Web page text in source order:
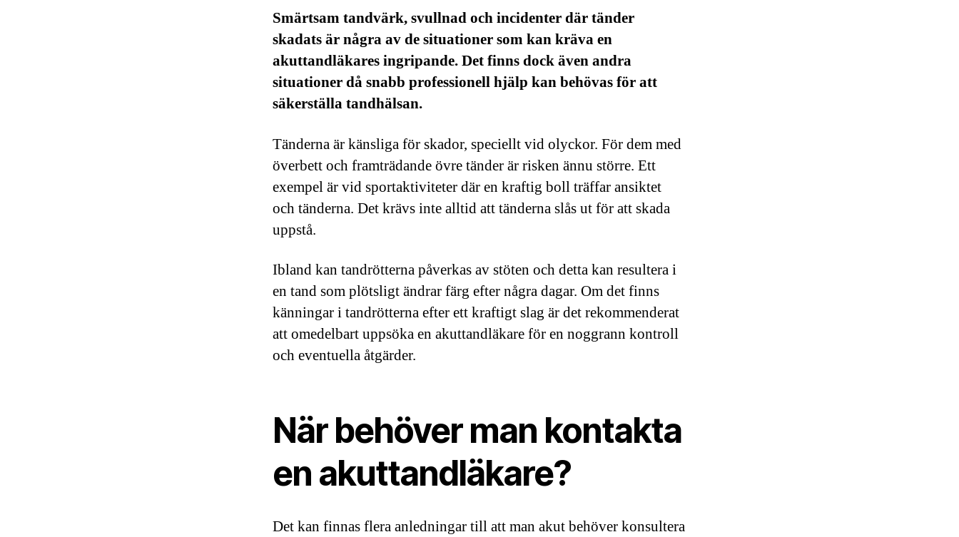
Smärtsam tandvärk, svullnad och incidenter där tänder
skadats är några av de situationer som kan kräva en
akuttandläkares ingripande. Det finns dock även andra
situationer då snabb professionell hjälp kan behövas för att
säkerställa tandhälsan.
Tänderna är känsliga för skador, speciellt vid olyckor. För dem med
överbett och framträdande övre tänder är risken ännu större. Ett
exempel är vid sportaktiviteter där en kraftig boll träffar ansiktet
och tänderna. Det krävs inte alltid att tänderna slås ut för att skada
uppstå.
Ibland kan tandrötterna påverkas av stöten och detta kan resultera i
en tand som plötsligt ändrar färg efter några dagar. Om det finns
känningar i tandrötterna efter ett kraftigt slag är det rekommenderat
att omedelbart uppsöka en akuttandläkare för en noggrann kontroll
och eventuella åtgärder.
När behöver man kontakta
en akuttandläkare?
Det kan finnas flera anledningar till att man akut behöver konsultera